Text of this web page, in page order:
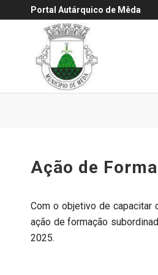
Portal Autárquico de Mêda
Ação de
Com o objetivo de capacitar
ação de formação
2025.